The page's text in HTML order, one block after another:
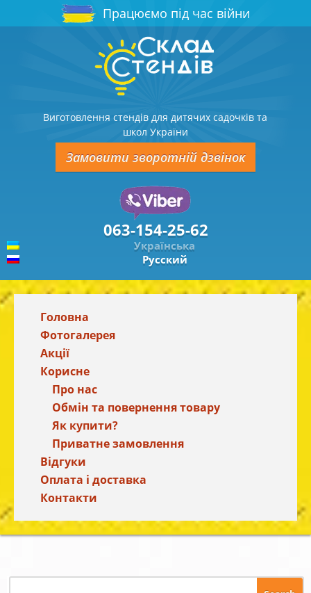
Працюємо під час війни
Виготовлення стендів для дитячих садочків та
школ України
Замовити зворотній дзвінок
063-154-25-62
Українська
Русский
Головна
Фотогалерея
Акції
Корисне
Про нас
Обмін та повернення товару
Як купити?
Приватне замовлення
Відгуки
Оплата і доставка
Контакти